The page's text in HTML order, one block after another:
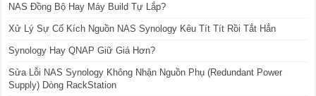
NAS Đồng Bộ Hay Máy Build Tự Lắp?
Xử Lý Sự Cố Kích Nguồn NAS Synology Kêu Tít Tít Rồi Tắt Hẳn
Synology Hay QNAP Giữ Giá Hơn?
Sửa Lỗi NAS Synology Không Nhận Nguồn Phụ (Redundant Power
Supply) Dòng RackStation